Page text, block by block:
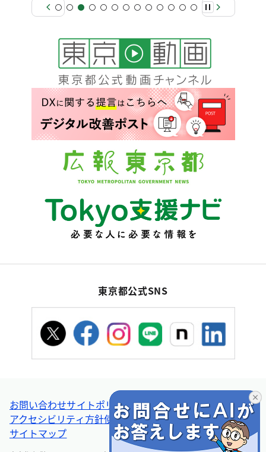
東京都公式SNS
お問い合わせサイトポリシー個人情報の取扱い
アクセシビリティ方針使い方ヘルプ
リンク集・その他
サイトマップ